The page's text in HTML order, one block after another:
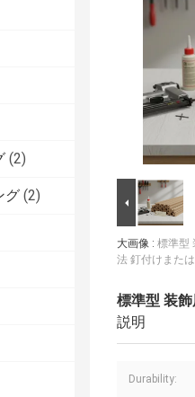
(2)
グ (2)
大画像 : 標準型
法 釘付けまた
標準型 装
説明
Durability: